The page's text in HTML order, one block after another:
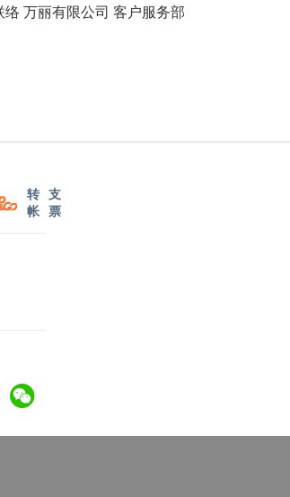
万丽有限公司 客户服务部
转
帐
支
票